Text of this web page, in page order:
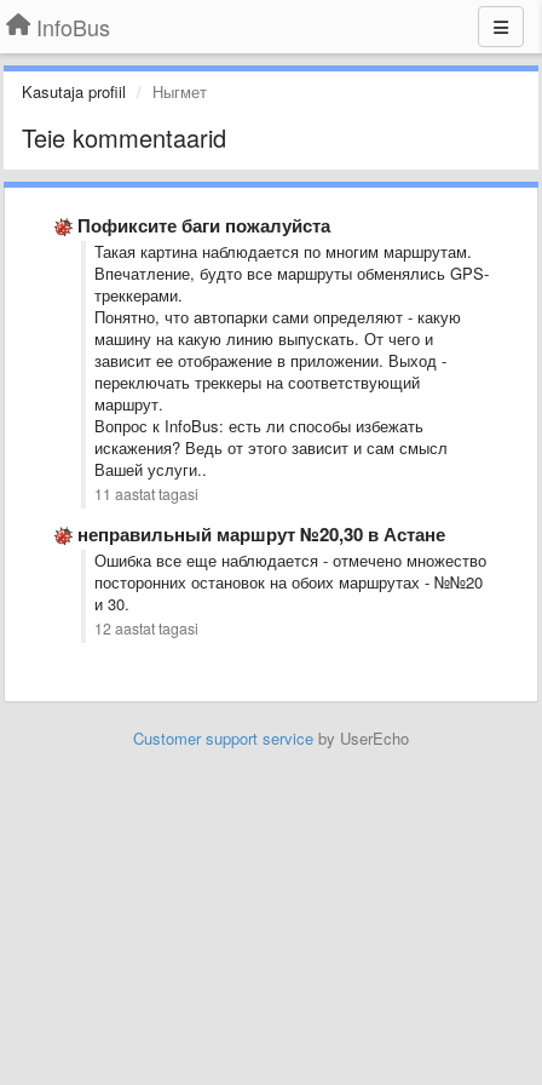
InfoBus
Kasutaja profiil Ныгмет
Teie kommentaarid
Пофиксите баги пожалуйста
Такая картина наблюдается по многим маршрутам.
Впечатление, будто все маршруты обменялись GPS-
треккерами.
Понятно, что автопарки сами определяют - какую
машину на какую линию выпускать. От чего и
зависит ее отображение в приложении. Выход -
переключать треккеры на соответствующий
маршрут.
Вопрос к InfoBus: есть ли способы избежать
искажения? Ведь от этого зависит и сам смысл
Вашей услуги..
11 aastat tagasi
неправильный маршрут №20,30 в Астане
Ошибка все еще наблюдается - отмечено множество
посторонних остановок на обоих маршрутах - №№20
и 30.
12 aastat tagasi
Customer support service by UserEcho